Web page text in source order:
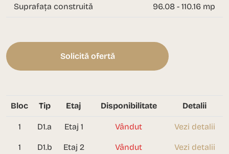
Suprafața construită 96.08 - 110.16 mp
Solicită ofertă
Bloc Tip Etaj Disponibilitate Detalii
1 D1.a Etaj 1 Vândut Vezi detalii
1 D1.b Etaj 2 Vândut Vezi detalii